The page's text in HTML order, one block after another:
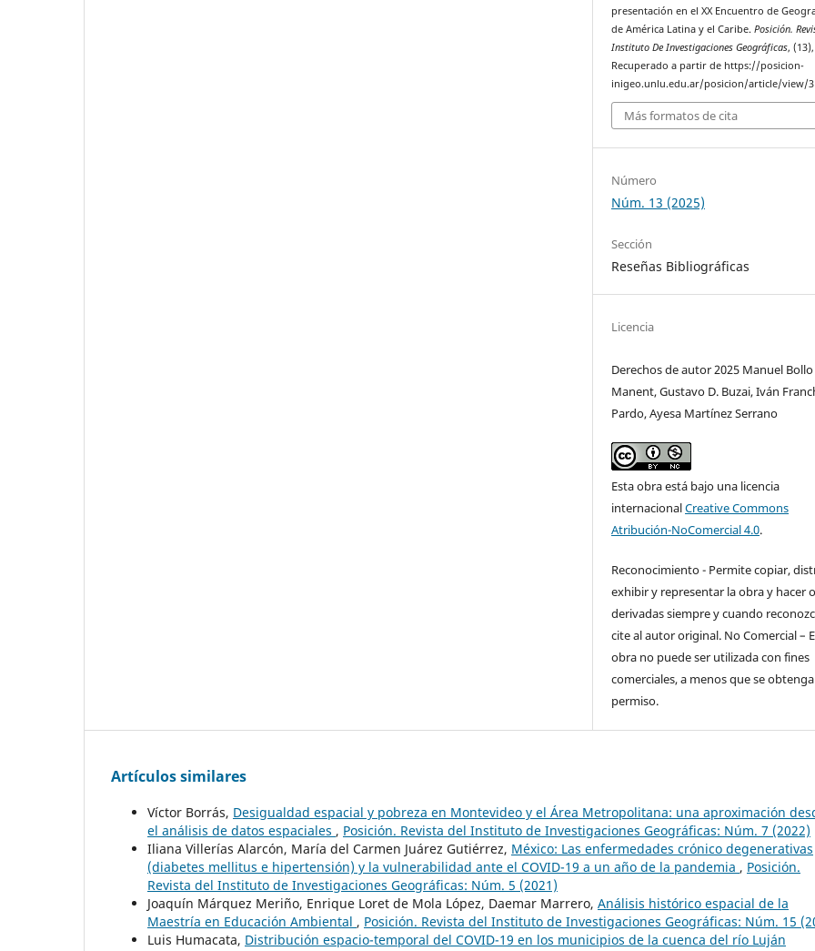
presentación en el XX Encuentro de
de América Latina y el Caribe.Posición.
Instituto De Investigaciones Geográficas,
Recuperado a partir de https://posicion-
inigeo.unlu.edu.ar/posicion/article/view/
Más formatos de cita
Número
Núm. 13 (2025)
Sección
Reseñas Bibliográficas
Licencia
Derechos de autor 2025 Manuel Bollo
Manent, Gustavo D. Buzai, Iván
Pardo, Ayesa Martínez Serrano
Esta obra está bajo una licencia
internacionalCreative Commons
Atribución-NoComercial 4.0.
Reconocimiento - Permite copiar,
exhibir y representar la obra y hacer
derivadas siempre y cuando
cite al autor original. No Comercial –
obra no puede ser utilizada con fines
comerciales, a menos que se
permiso.
Artículos similares
Víctor Borrás, Desigualdad espacial y pobreza en Montevideo y el Área Metropolitana: una aproximación
el análisis de datos espaciales , Posición. Revista del Instituto de Investigaciones Geográficas: Núm. 7 (2022)
Iliana Villerías Alarcón, María del Carmen Juárez Gutiérrez, México: Las enfermedades crónico degenerativas
(diabetes mellitus e hipertensión) y la vulnerabilidad ante el COVID-19 a un año de la pandemia , Posición.
Revista del Instituto de Investigaciones Geográficas: Núm. 5 (2021)
Joaquín Márquez Meriño, Enrique Loret de Mola López, Daemar Marrero, Análisis histórico espacial de la
Maestría en Educación Ambiental , Posición. Revista del Instituto de Investigaciones Geográficas: Núm. 15
Luis Humacata, Distribución espacio-temporal del COVID-19 en los municipios de la cuenca del río Luján